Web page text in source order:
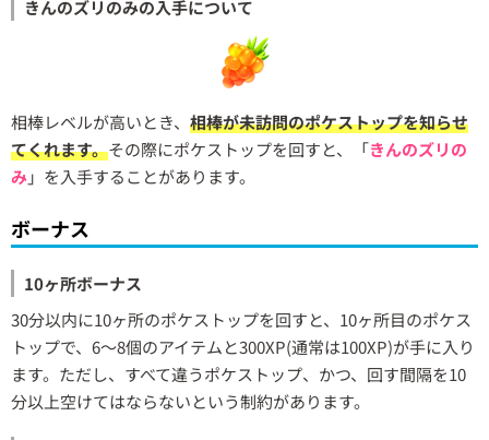
きんのズリのみの入手について
相棒レベルが高いとき、 相棒が未訪問のポケストップを知らせ
てくれます。その際にポケストップを回すと、「きんのズリの
み」を入手することがあります。
ボーナス
10ヶ所ボーナス
30分以内に10ヶ所のポケストップを回すと、10ヶ所目のポケス
トップで、6～8個のアイテムと300XP(通常は100XP)が手に入り
ます。ただし、すべて違うポケストップ、かつ、回す間隔を10
分以上空けてはならないという制約があります。